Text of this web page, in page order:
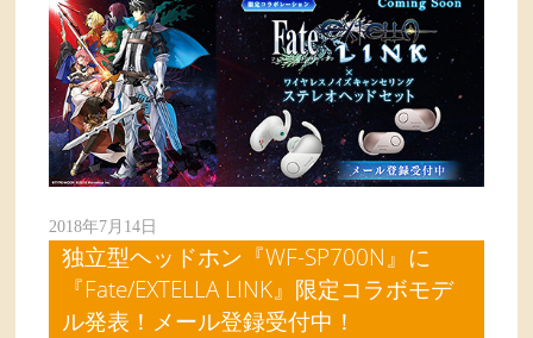
2018年7月14日
独立型ヘッドホン『WF-SP700N』に
『Fate/EXTELLA LINK』限定コラボモデ
ル発表！メール登録受付中！